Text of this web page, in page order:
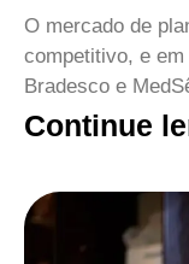
O mercado de
competitivo, e
Bradesco e
Continue